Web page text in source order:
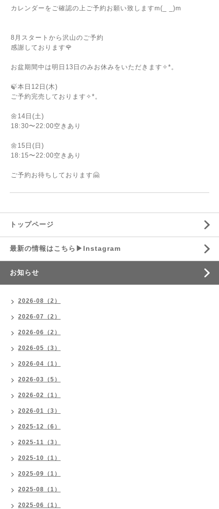
カレンダーをご確認の上ご予約お願い致しますm(_ _)m
8月スタートから沢山のご予約
感謝しております🌹
お盆期間中は明日13日のみお休みをいただきます✧*。
🍃本日12日(木)
ご予約完売しております✧*。
🌼14日(土)
18:30〜22:00空きあり
🌼15日(日)
18:15〜22:00空きあり
ご予約お待ちしております🤗
トップページ
最新の情報はこちら▶︎Instagram
お知らせ
2026-08（2）
2026-07（2）
2026-06（2）
2026-05（3）
2026-04（1）
2026-03（5）
2026-02（1）
2026-01（3）
2025-12（6）
2025-11（3）
2025-10（1）
2025-09（1）
2025-08（1）
2025-06（1）